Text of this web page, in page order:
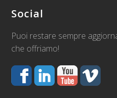
Social
Puoi restare sempre
che offriamo!